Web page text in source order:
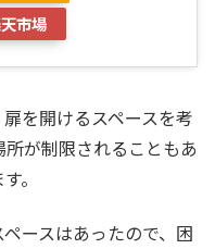
市場
を開けるスペースを考
が制限されることもあ
。
ースはあったので、困